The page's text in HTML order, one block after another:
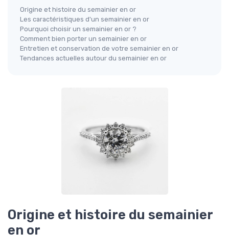
Origine et histoire du semainier en or
Les caractéristiques d'un semainier en or
Pourquoi choisir un semainier en or ?
Comment bien porter un semainier en or
Entretien et conservation de votre semainier en or
Tendances actuelles autour du semainier en or
Origine et histoire du semainier
en or